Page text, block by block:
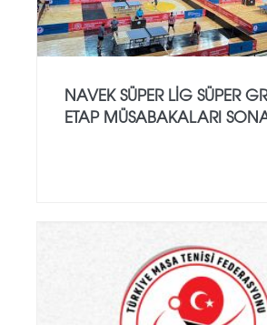
NAVEK SÜPER LİG SÜPER
ETAP MÜSABAKALARI